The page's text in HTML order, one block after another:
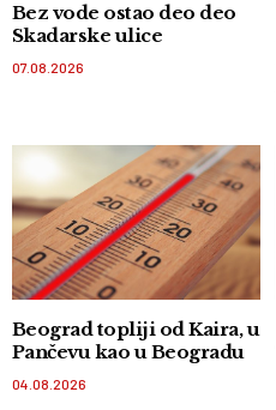
Bez vode ostao deo deo
Skadarske ulice
07.08.2026
Beograd topliji od Kaira, u
Pančevu kao u Beogradu
04.08.2026